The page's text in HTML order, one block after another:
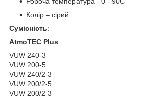
Колір – сірий
Сумісність:
AtmoTEC Plus
VUW 240-3
VUW 200-5
VUW 240/2-3
VUW 200/2-5
VUW 200/2-3